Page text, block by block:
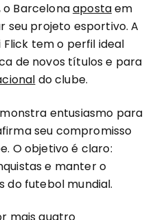
o Barcelonaapostaem
seu projeto esportivo. A
tem o perfil ideal
de novos títulos e para
do clube.
entusiasmo para
seu compromisso
O objetivo é claro:
e manter o
do futebol mundial.